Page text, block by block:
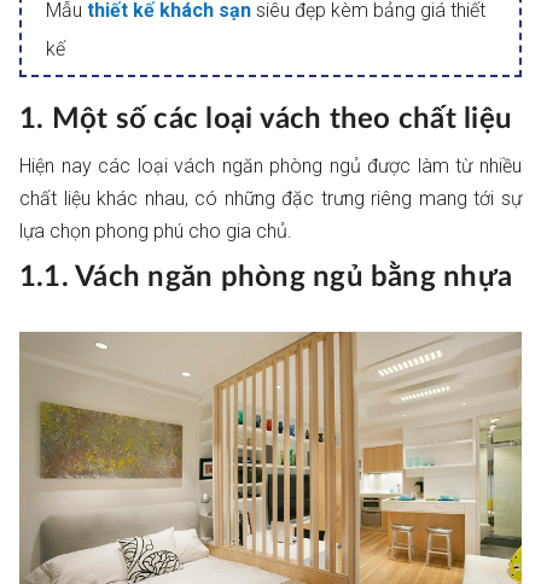
Mẫu thiết kế khách sạn siêu đẹp kèm bảng giá thiết
kế
1. Một số các loại vách theo chất liệu
Hiện nay các loại vách ngăn phòng ngủ được làm từ nhiều
chất liệu khác nhau, có những đặc trưng riêng mang tới sự
lựa chọn phong phú cho gia chủ.
1.1. Vách ngăn phòng ngủ bằng nhựa